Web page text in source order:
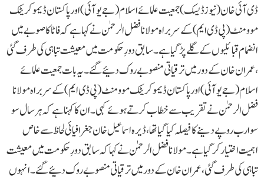
ڈی آئی خان(نیوزڈیسک)جمعیت علمائے اسلام (جے یو آئی) اور پاکستان ڈیموکریٹک
موومنٹ (پی ڈی ایم) کے سربراہ مولانا فضل الرحمٰن نے کہاہے کہ فاٹا کا صوبے میں
انضمام قبائلیوں کے گلے پڑ گیا ہے۔ سابق دورِ حکومت میں معیشت تباہی کی طرف گئی
، عمران خان کے دور میں ترقیاتی منصوبے روک دئیے گئے۔یہ بات جمعیت علمائے
اسلام (جے یو آئی) اور پاکستان ڈیموکریٹک موومنٹ (پی ڈی ایم) کے سربراہ مولانا
فضل الرحمٰن نے تقریب سے خطاب کرتے ہوئے کہی ۔ان کا کہنا ہے کہ ہر سال سو
سو ارب روپے دینے کا فیصلہ کیا گیا تھا، ڈیرہ اسماعیل خان جغرافیائی لحاظ سے خاص
اہمیت اختیار کر گیا ہے۔مولانا فضل الرحمٰن نے کہا کہ سابق دورِ حکومت میں معیشت
تباہی کی طرف گئی ، عمران خان کے دور میں ترقیاتی منصوبے روک دئیے گئے۔انہوں